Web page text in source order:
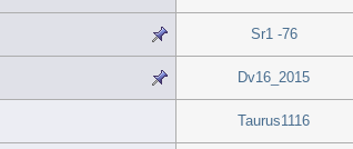
Sr1 -76
Dv16_2015
Taurus1116